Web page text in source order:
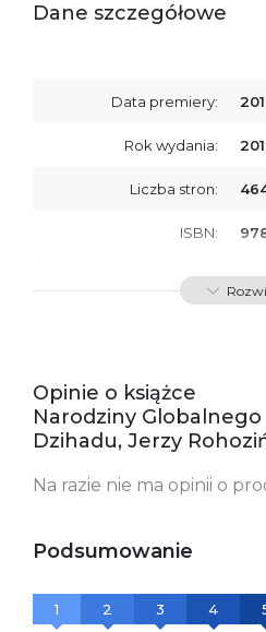
Dane szczegółowe
Data premiery:
Rok wydania:
Liczba stron:
ISBN:
SKU:
informacje dotyczące
Opinie o książce
Narodziny Globalnego
Dzihadu, Jerzy
Na razie nie ma opinii o
Podsumowanie
1
2
3
4